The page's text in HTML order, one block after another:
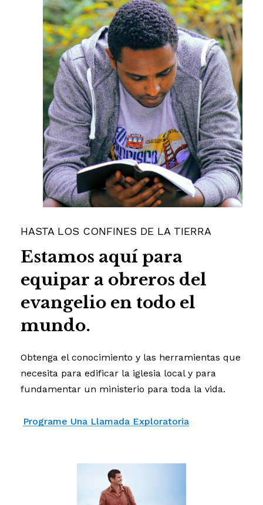
HASTA LOS CONFINES DE LA TIERRA
Estamos aquí para
equipar a obreros del
evangelio en todo el
mundo.
Obtenga el conocimiento y las herramientas que
necesita para edificar la iglesia local y para
fundamentar un ministerio para toda la vida.
Programe Una Llamada Exploratoria